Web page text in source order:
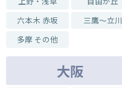
六本木 赤坂
三鷹～立川
多摩 その他
大阪